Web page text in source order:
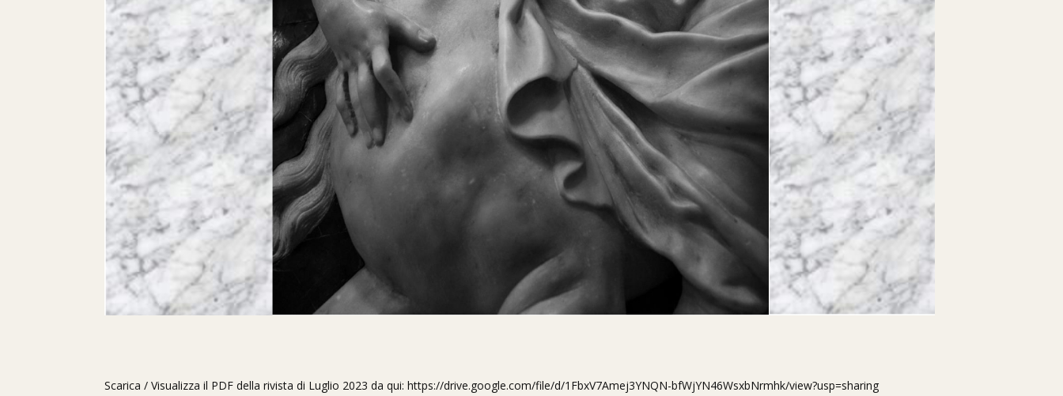
Scarica / Visualizza il PDF della rivista di Luglio 2023 da qui: https://drive.google.com/file/d/1FbxV7Amej3YNQN-bfWjYN46WsxbNrmhk/view?usp=sharing